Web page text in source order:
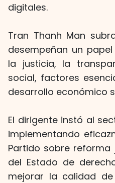
digitales.
Tran Thanh Man
desempeñan un
la justicia, la
social, factores
desarrollo económico
El dirigente instó al
implementando
Partido sobre
del Estado de
mejorar la calidad